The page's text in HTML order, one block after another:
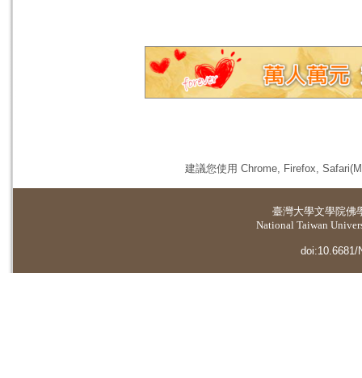
建議您使用 Chrome, Firefox,
臺灣大學文學院佛
National Taiwan
doi:10.6681/